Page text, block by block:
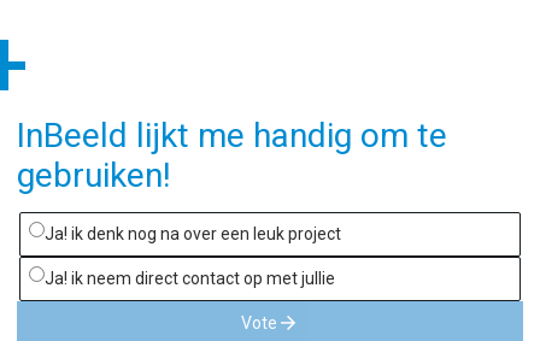
InBeeld lijkt me handig om te
gebruiken!
Ja! ik denk nog na over een leuk project
Ja! ik neem direct contact op met jullie
Vote arrow_forward